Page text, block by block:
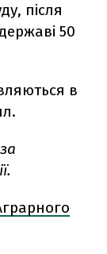
після
50
в